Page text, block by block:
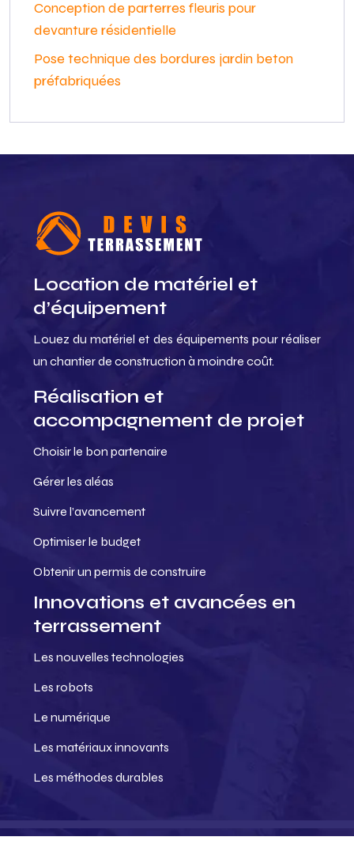
Conception de parterres fleuris pour
devanture résidentielle
Pose technique des bordures jardin beton
préfabriquées
Location de matériel et
d’équipement
Louez du matériel et des équipements pour réaliser
un chantier de construction à moindre coût.
Réalisation et
accompagnement de projet
Choisir le bon partenaire
Gérer les aléas
Suivre l’avancement
Optimiser le budget
Obtenir un permis de construire
Innovations et avancées en
terrassement
Les nouvelles technologies
Les robots
Le numérique
Les matériaux innovants
Les méthodes durables